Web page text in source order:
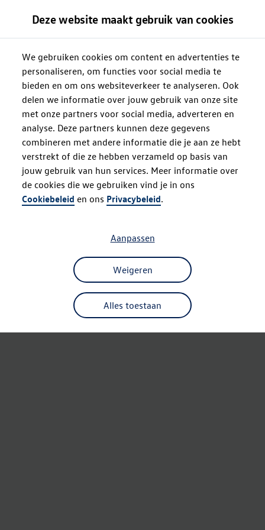
Deze website maakt gebruik van cookies
We gebruiken cookies om content en advertenties te
personaliseren, om functies voor social media te
bieden en om ons websiteverkeer te analyseren. Ook
delen we informatie over jouw gebruik van onze site
met onze partners voor social media, adverteren en
analyse. Deze partners kunnen deze gegevens
combineren met andere informatie die je aan ze hebt
verstrekt of die ze hebben verzameld op basis van
jouw gebruik van hun services. Meer informatie over
de cookies die we gebruiken vind je in ons
Cookiebeleid en ons Privacybeleid.
Alles toestaan
Weigeren
Aanpassen
Oops!
Something went wrong. Please try
refreshing the app
Refresh